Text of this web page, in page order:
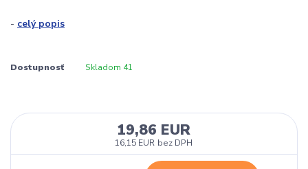
- celý popis
Dostupnosť Skladom 41
19,86 EUR
16,15 EUR bez DPH